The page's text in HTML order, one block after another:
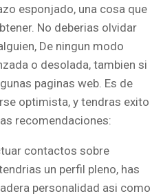
esponjado, una cosa que
No deberias olvidar
De ningun modo
o desolada, tambien si
paginas web. Es de
optimista, y tendras exito
recomendaciones:
contactos sobre
un perfil pleno, has
personalidad asi­ como